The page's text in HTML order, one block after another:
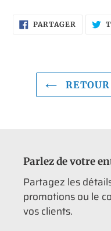
PARTAGER
SUR
Parlez de votre
Partagez les
promotions ou le
vos clients.